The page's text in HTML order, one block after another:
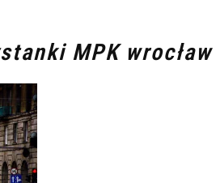
MPK wrocław